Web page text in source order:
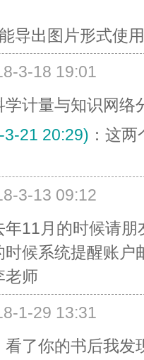
出图片形式使
3-18 19:01
学计量与知识网络
21 20:29) ：这
3-13 09:12
年11月的时候请
候系统提醒账
老师
1-29 13:31
看了你的书后我